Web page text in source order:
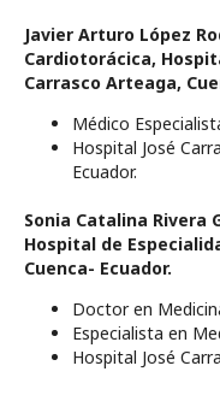
Javier Arturo López
Cardiotorácica,
Carrasco Arteaga,
Médico
Hospital José
Ecuador.
Sonia Catalina Rivera
Hospital de
Cuenca- Ecuador.
Doctor en
Especialista en
Hospital José